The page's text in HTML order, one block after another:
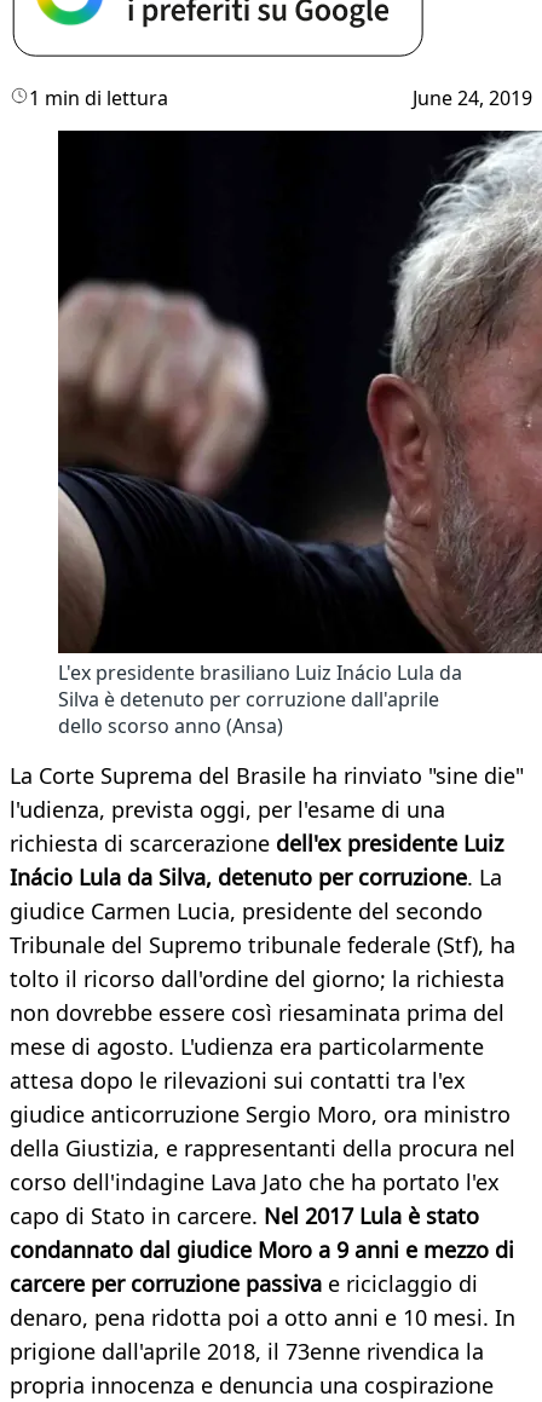
1 min di lettura June 24, 2019
L'ex presidente brasiliano Luiz Inácio Lula da
Silva è detenuto per corruzione dall'aprile
dello scorso anno (Ansa)
La Corte Suprema del Brasile ha rinviato "sine die"
l'udienza, prevista oggi, per l'esame di una
richiesta di scarcerazione dell'ex presidente Luiz
Inácio Lula da Silva, detenuto per corruzione. La
giudice Carmen Lucia, presidente del secondo
Tribunale del Supremo tribunale federale (Stf), ha
tolto il ricorso dall'ordine del giorno; la richiesta
non dovrebbe essere così riesaminata prima del
mese di agosto. L'udienza era particolarmente
attesa dopo le rilevazioni sui contatti tra l'ex
giudice anticorruzione Sergio Moro, ora ministro
della Giustizia, e rappresentanti della procura nel
corso dell'indagine Lava Jato che ha portato l'ex
capo di Stato in carcere. Nel 2017 Lula è stato
condannato dal giudice Moro a 9 anni e mezzo di
carcere per corruzione passiva e riciclaggio di
denaro, pena ridotta poi a otto anni e 10 mesi. In
prigione dall'aprile 2018, il 73enne rivendica la
propria innocenza e denuncia una cospirazione